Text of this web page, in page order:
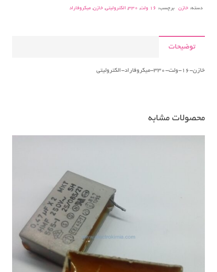
الکترولیتی-
دسته: خازن برچسب: 16 ولت ,
330
, الکترولیتی, خازن, میکروفاراد
توضیحات
خازن-۱۶-ولت-۳۳۰-میکروفاراد-الکترولیتی
محصولات مشابه